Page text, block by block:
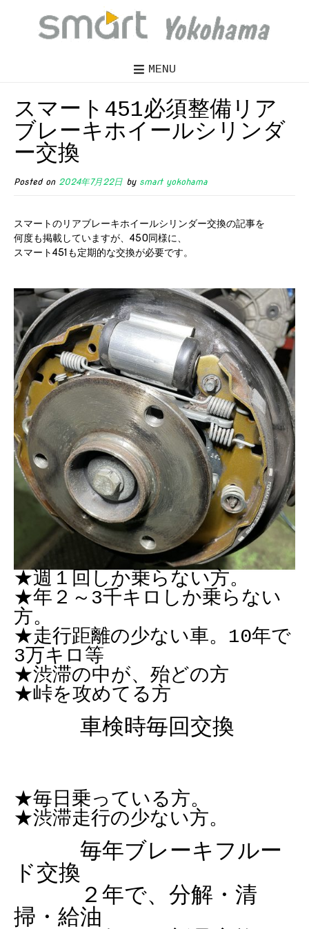
MENU
スマート451必須整備リア
ブレーキホイールシリンダ
ー交換
Posted on 2024年7月22日 by smart yokohama
スマートのリアブレーキホイールシリンダー交換の記事を
何度も掲載していますが、450同様に、
スマート451も定期的な交換が必要です。
★週１回しか乗らない方。
★年２～3千キロしか乗らない
方。
★走行距離の少ない車。10年で
3万キロ等
★渋滞の中が、殆どの方
★峠を攻めてる方
車検時毎回交換
★毎日乗っている方。
★渋滞走行の少ない方。
毎年ブレーキフルー
ド交換
２年で、分解・清
掃・給油